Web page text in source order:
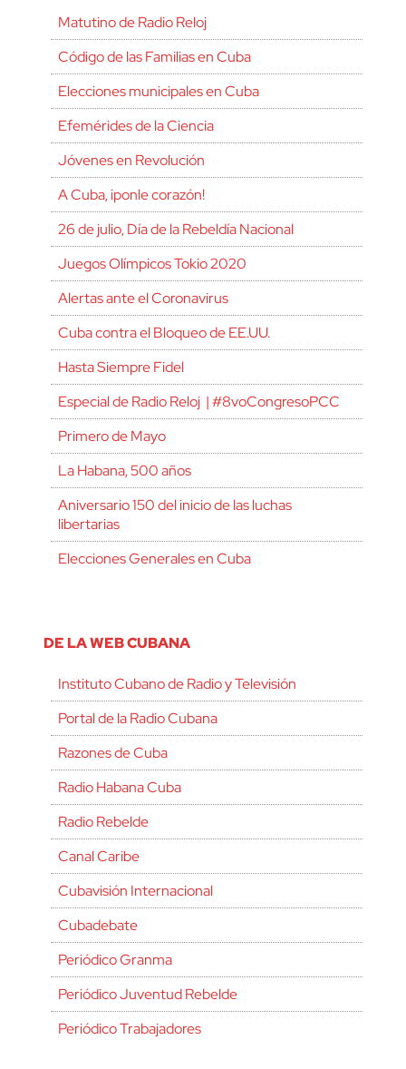
Matutino de Radio Reloj
Código de las Familias en Cuba
Elecciones municipales en Cuba
Efemérides de la Ciencia
Jóvenes en Revolución
A Cuba, ¡ponle corazón!
26 de julio, Día de la Rebeldía Nacional
Juegos Olímpicos Tokio 2020
Alertas ante el Coronavirus
Cuba contra el Bloqueo de EE.UU.
Hasta Siempre Fidel
Especial de Radio Reloj | #8voCongresoPCC
Primero de Mayo
La Habana, 500 años
Aniversario 150 del inicio de las luchas
libertarias
Elecciones Generales en Cuba
DE LA WEB CUBANA
Instituto Cubano de Radio y Televisión
Portal de la Radio Cubana
Razones de Cuba
Radio Habana Cuba
Radio Rebelde
Canal Caribe
Cubavisión Internacional
Cubadebate
Periódico Granma
Periódico Juventud Rebelde
Periódico Trabajadores